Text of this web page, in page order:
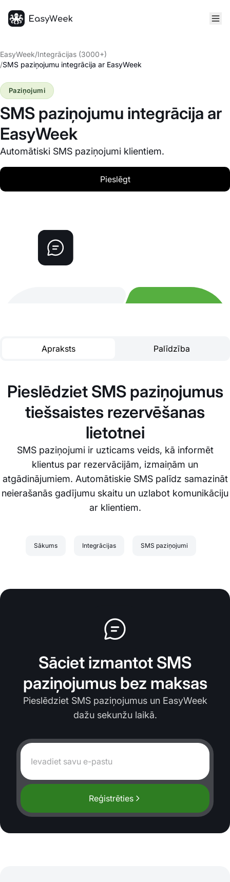
EasyWeek/Integrācijas (3000+)
/SMS paziņojumu integrācija ar EasyWeek
SMS paziņojumu integrācija ar
EasyWeek
Automātiski SMS paziņojumi klientiem.
Paziņojumi
Pieslēgt
Apraksts Palīdzība
Pieslēdziet SMS paziņojumus
tiešsaistes rezervēšanas
lietotnei
SMS paziņojumi ir uzticams veids, kā informēt
klientus par rezervācijām, izmaiņām un
atgādinājumiem. Automātiskie SMS palīdz samazināt
neierašanās gadījumu skaitu un uzlabot komunikāciju
ar klientiem.
Sākums Integrācijas SMS paziņojumi
Sāciet izmantot SMS
paziņojumus bez maksas
Pieslēdziet SMS paziņojumus un EasyWeek
dažu sekunžu laikā.
Reģistrēties